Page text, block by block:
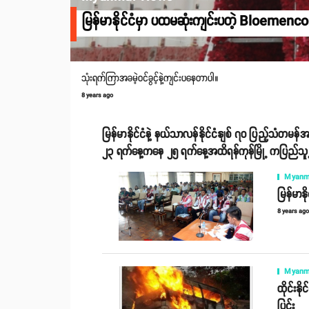
မြန်မာနိုင်ငံမှာ ပထမဆုံးကျင်းပတဲ့
သုံးရက်ကြာအခမဲ့ဝင်ခွင့်နဲ့ကျင်းပနေတာပါ။
8 years ago
မြန်မာနိုင်ငံနဲ့ နယ်သာလန်နိုင်ငံနျစ် ၇၀ ပြည့်သံတမ
၂၃ ရက်နေ့ကနေ ၂၅ ရက်နေ့အထိရန်ကုန်မြို့ ကပြည်သူ့ရ
မြန်မ
8 years ago
ထိုင်းနို